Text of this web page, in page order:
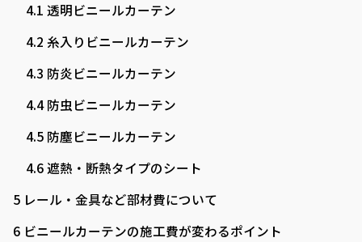
4.1 透明ビニールカーテン
4.2 糸入りビニールカーテン
4.3 防炎ビニールカーテン
4.4防虫ビニールカーテン
4.5 防塵ビニールカーテン
4.6遮熱・断熱タイプのシート
5 レール・金具など部材費について
6 ビニールカーテンの施工費が変わるポイント